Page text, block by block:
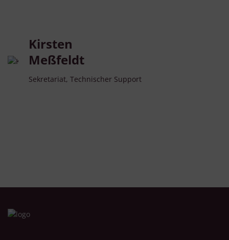
Kirsten
Meßfeldt
Sekretariat, Technischer Support